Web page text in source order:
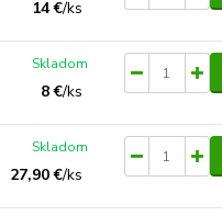
14 €/ks
8 €/ks
Skladom
27,90 €/ks
Skladom